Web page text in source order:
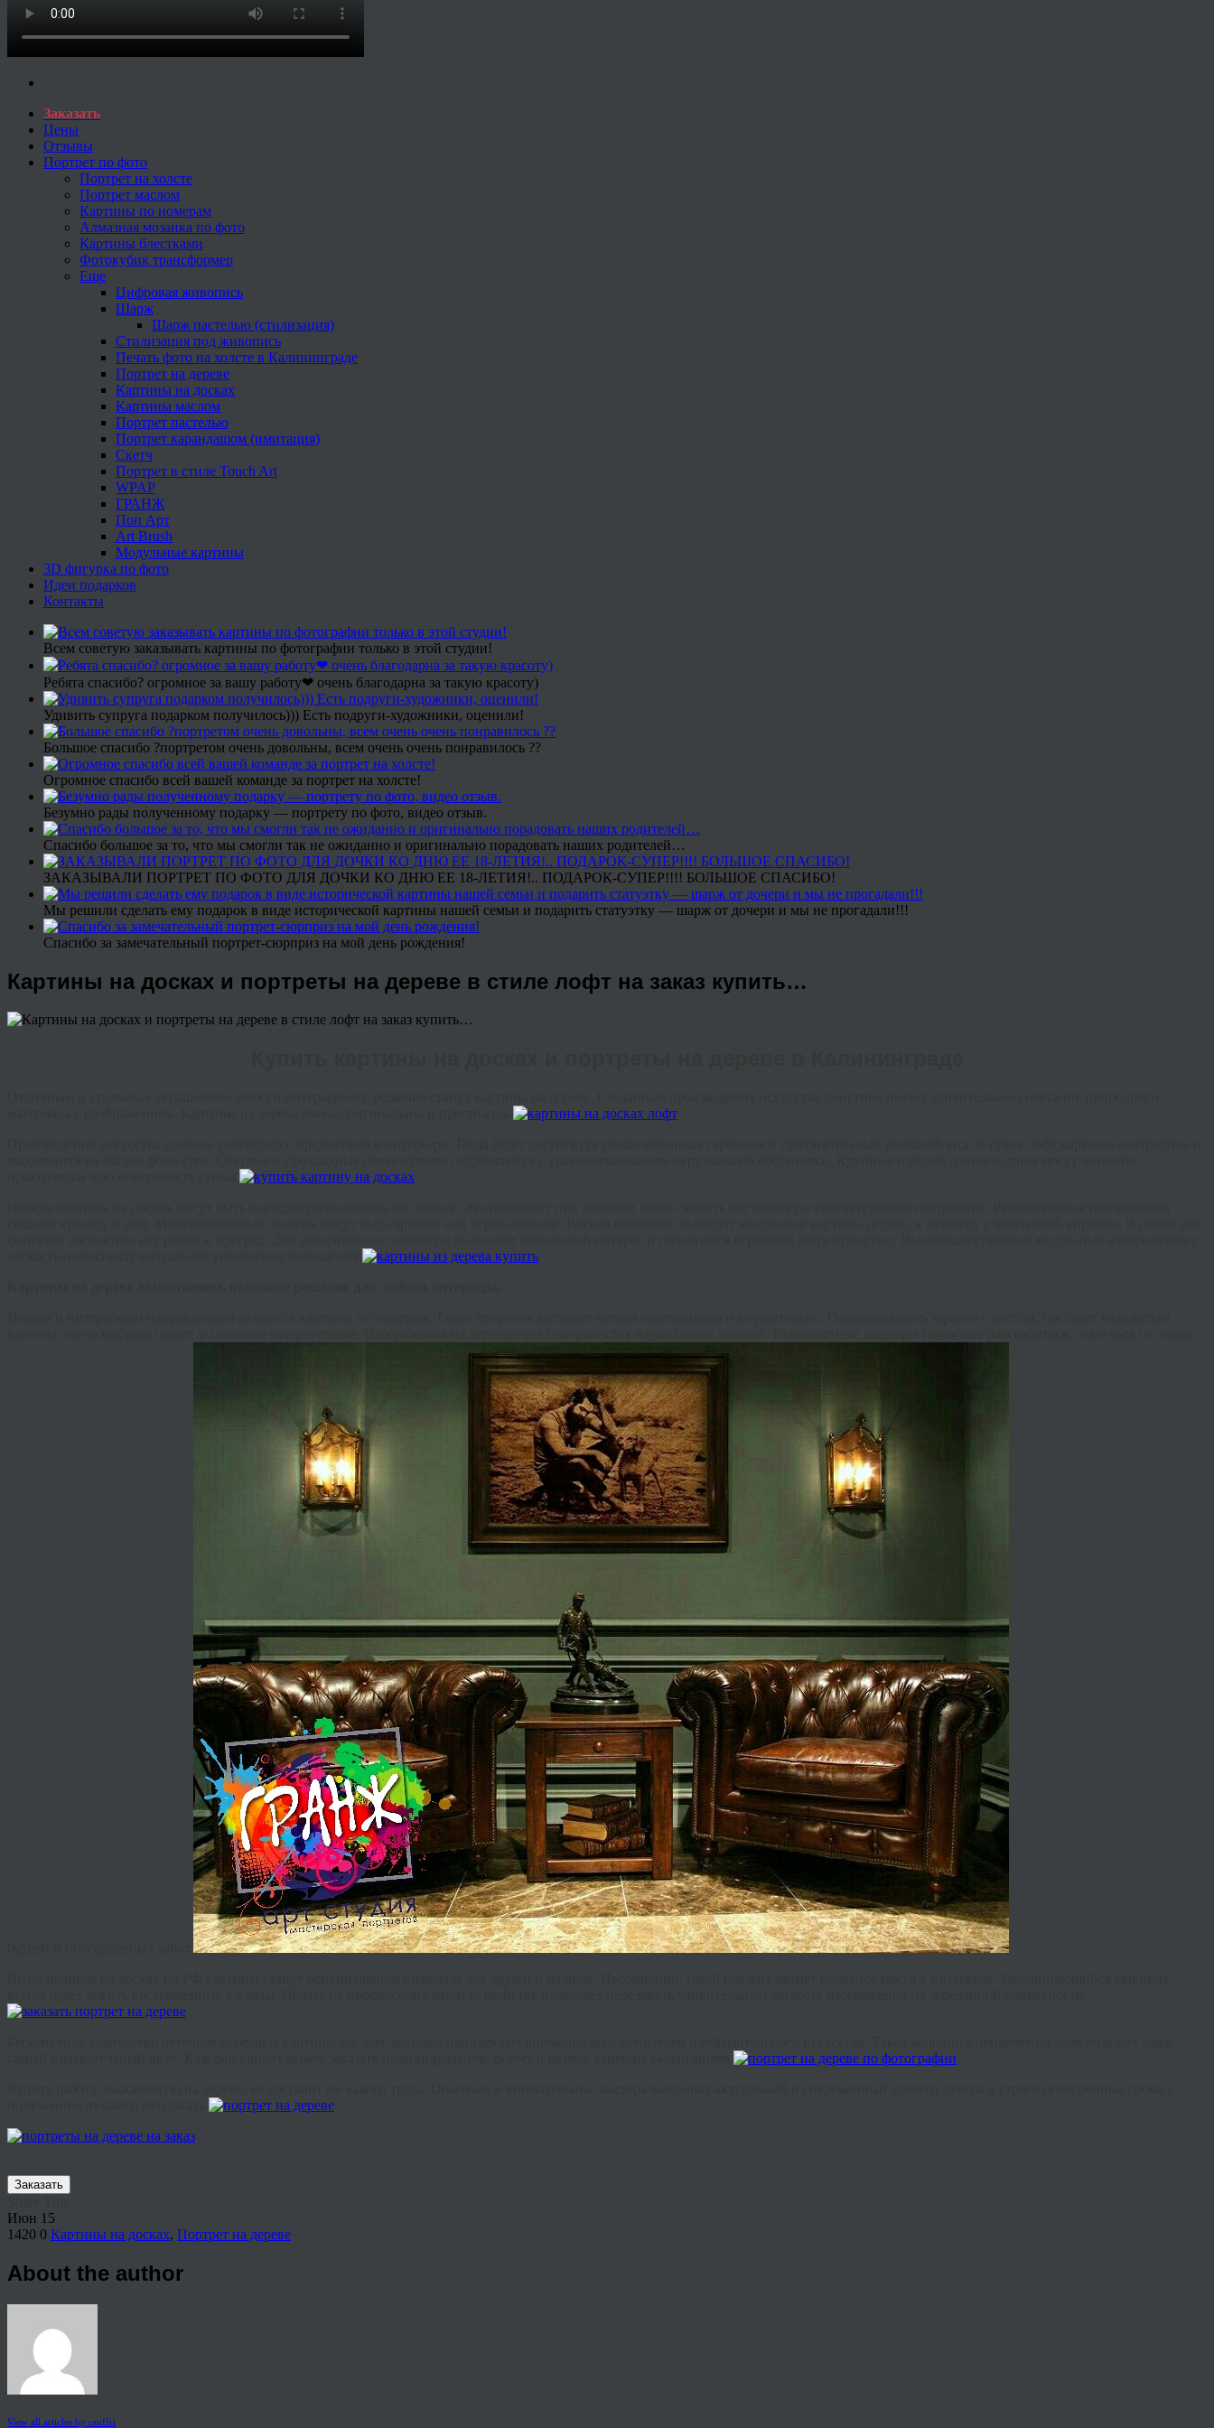
Заказать
Цены
Отзывы
Портрет по фото
Портрет на холсте
Портрет маслом
Картины по номерам
Алмазная мозаика по фото
Картины блестками
Фотокубик трансформер
Еще
Цифровая живопись
Шарж
Шарж пастелью (стилизация)
Стилизация под живопись
Печать фото на холсте в Калининграде
Портрет на дереве
Картины на досках
Картины маслом
Портрет пастелью
Портрет карандашом (имитация)
Скетч
Портрет в стиле Touch Art
WPAP
ГРАНЖ
Поп Арт
Art Brush
Модульные картины
3D фигурка по фото
Идеи подарков
Контакты
Всем советую заказывать картины по фотографии только в этой студии!
Ребята спасибо? огромное за вашу работу❤ очень благодарна за такую красоту)
Удивить супруга подарком получилось))) Есть подруги-художники, оценили!
Большое спасибо ?портретом очень довольны, всем очень очень понравилось ??
Огромное спасибо всей вашей команде за портрет на холсте!
Безумно рады полученному подарку — портрету по фото, видео отзыв.
Спасибо большое за то, что мы смогли так не ожиданно и оригинально порадовать наших родителей…
ЗАКАЗЫВАЛИ ПОРТРЕТ ПО ФОТО ДЛЯ ДОЧКИ КО ДНЮ ЕЕ 18-ЛЕТИЯ!.. ПОДАРОК-СУПЕР!!!! БОЛЬШОЕ СПАСИБО!
Мы решили сделать ему подарок в виде исторической картины нашей семьи и подарить статуэтку — шарж от дочери и мы не прогадали!!!
Спасибо за замечательный портрет-сюрприз на мой день рождения!
Картины на досках и портреты на дереве в стиле лофт на заказ купить…
Заказать
Июн 15
1420 0 Картины на досках, Портрет на дереве
About the author
View all articles by rauffri